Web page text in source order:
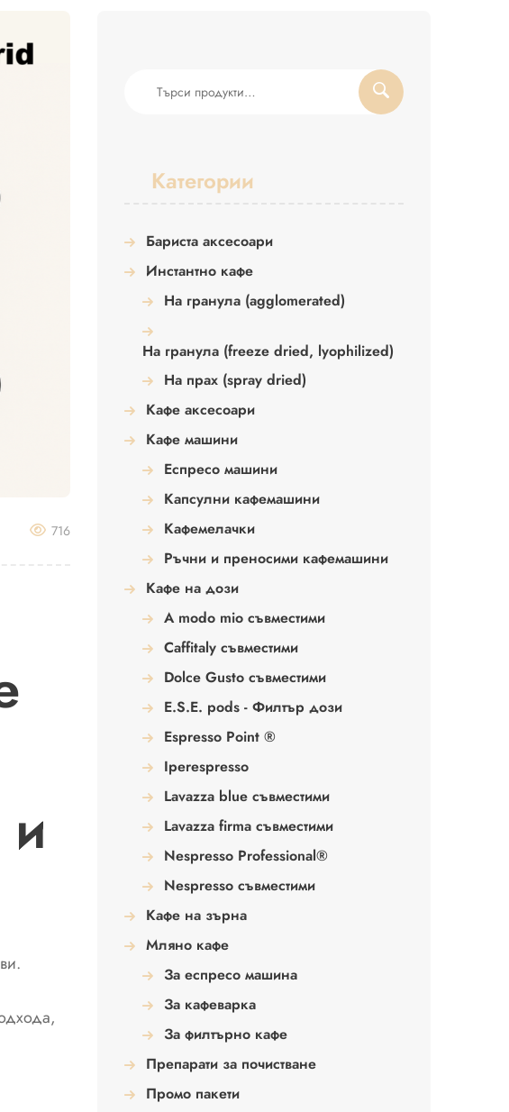
716
Категории
Бариста аксесоари
Инстантно кафе
На гранула (agglomerated)
На гранула (freeze dried, lyophilized)
На прах (spray dried)
Кафе аксесоари
Кафе машини
Еспресо машини
Капсулни кафемашини
Кафемелачки
Ръчни и преносими кафемашини
Кафе на дози
A modo mio съвместими
Caffitaly съвместими
Dolce Gusto съвместими
E.S.E. pods - Филтър дози
Espresso Point ®
Iperespresso
Lavazza blue съвместими
Lavazza firma съвместими
Nespresso Professional®
Nespresso съвместими
Кафе на зърна
Мляно кафе
За еспресо машина
За кафеварка
За филтърно кафе
Препарати за почистване
Промо пакети